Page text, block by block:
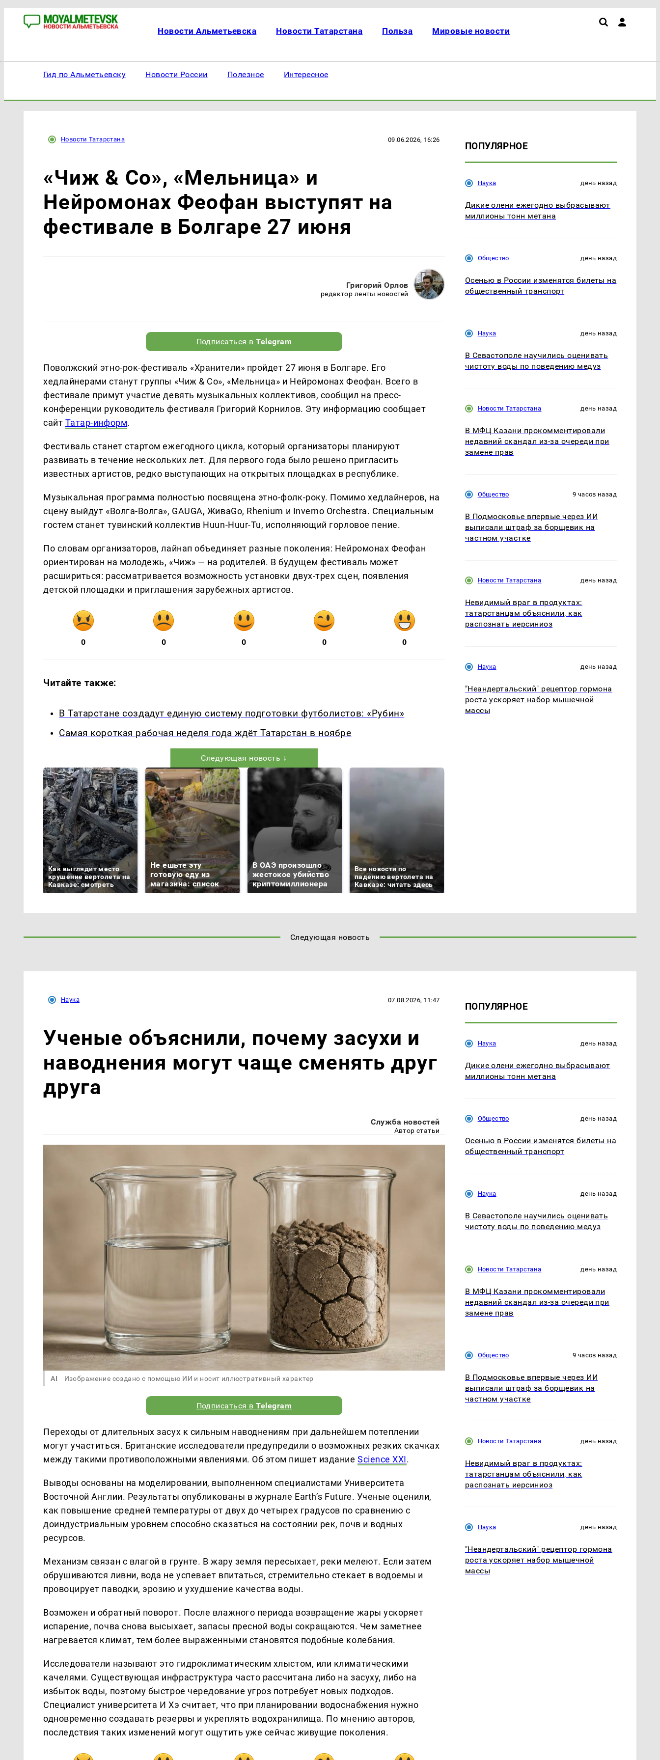
Новости Альметьевска Новости Татарстана Польза Мировые новости
Гид по Альметьевску Новости России Полезное Интересное
Новости Татарстана 09.06.2026, 16:26
«Чиж & Co», «Мельница» и
Нейромонах Феофан выступят на
фестивале в Болгаре 27 июня
Григорий Орлов
редактор ленты новостей
Подписаться вTelegram
Поволжский этно-рок-фестиваль «Хранители» пройдет 27 июня в Болгаре. Его
хедлайнерами станут группы «Чиж & Co», «Мельница» и Нейромонах Феофан. Всего в
фестивале примут участие девять музыкальных коллективов, сообщил на пресс-
конференции руководитель фестиваля Григорий Корнилов. Эту информацию сообщает
сайт Татар-информ.
Фестиваль станет стартом ежегодного цикла, который организаторы планируют
развивать в течение нескольких лет. Для первого года было решено пригласить
известных артистов, редко выступающих на открытых площадках в республике.
Музыкальная программа полностью посвящена этно-фолк-року. Помимо хедлайнеров, на
сцену выйдут «Волга-Волга», GAUGA, ЖиваGо, Rhenium и Inverno Orchestra. Специальным
гостем станет тувинский коллектив Huun-Huur-Tu, исполняющий горловое пение.
По словам организаторов, лайнап объединяет разные поколения: Нейромонах Феофан
ориентирован на молодежь, «Чиж» — на родителей. В будущем фестиваль может
расшириться: рассматривается возможность установки двух-трех сцен, появления
детской площадки и приглашения зарубежных артистов.
0 0 0 0 0
Читайте также:
В Татарстане создадут единую систему подготовки футболистов: «Рубин»
Самая короткая рабочая неделя года ждёт Татарстан в ноябре
Следующая новость ↓
Как выглядит место
крушение вертолета на
Кавказе: смотреть
Не ешьте эту
готовую еду из
магазина: список
В ОАЭ произошло
жестокое убийство
криптомиллионера
Все новости по
падению вертолета на
Кавказе: читать здесь
ПОПУЛЯРНОЕ
Наука день назад
Дикие олени ежегодно выбрасывают
миллионы тонн метана
Общество день назад
Осенью в России изменятся билеты на
общественный транспорт
Наука день назад
В Севастополе научились оценивать
чистоту воды по поведению медуз
Новости Татарстана день назад
В МФЦ Казани прокомментировали
недавний скандал из-за очереди при
замене прав
Общество 9 часов назад
В Подмосковье впервые через ИИ
выписали штраф за борщевик на
частном участке
Новости Татарстана день назад
Невидимый враг в продуктах:
татарстанцам объяснили, как
распознать иерсиниоз
Наука день назад
"Неандертальский" рецептор гормона
роста ускоряет набор мышечной
массы
Следующая новость
Наука 07.08.2026, 11:47
Ученые объяснили, почему засухи и
наводнения могут чаще сменять друг
друга
Служба новостей
Автор статьи
AI Изображение создано с помощью ИИ и носит иллюстративный характер
Подписаться вTelegram
Переходы от длительных засух к сильным наводнениям при дальнейшем потеплении
могут участиться. Британские исследователи предупредили о возможных резких скачках
между такими противоположными явлениями. Об этом пишет изданиеScience XXI.
Выводы основаны на моделировании, выполненном специалистами Университета
Восточной Англии. Результаты опубликованы в журнале Earth’s Future. Ученые оценили,
как повышение средней температуры от двух до четырех градусов по сравнению с
доиндустриальным уровнем способно сказаться на состоянии рек, почв и водных
ресурсов.
Механизм связан с влагой в грунте. В жару земля пересыхает, реки мелеют. Если затем
обрушиваются ливни, вода не успевает впитаться, стремительно стекает в водоемы и
провоцирует паводки, эрозию и ухудшение качества воды.
Возможен и обратный поворот. После влажного периода возвращение жары ускоряет
испарение, почва снова высыхает, запасы пресной воды сокращаются. Чем заметнее
нагревается климат, тем более выраженными становятся подобные колебания.
Исследователи называют это гидроклиматическим хлыстом, или климатическими
качелями. Существующая инфраструктура часто рассчитана либо на засуху, либо на
избыток воды, поэтому быстрое чередование угроз потребует новых подходов.
Специалист университета И Хэ считает, что при планировании водоснабжения нужно
одновременно создавать резервы и укреплять водохранилища. По мнению авторов,
последствия таких изменений могут ощутить уже сейчас живущие поколения.
ПОПУЛЯРНОЕ
Наука день назад
Дикие олени ежегодно выбрасывают
миллионы тонн метана
Общество день назад
Осенью в России изменятся билеты на
общественный транспорт
Наука день назад
В Севастополе научились оценивать
чистоту воды по поведению медуз
Новости Татарстана день назад
В МФЦ Казани прокомментировали
недавний скандал из-за очереди при
замене прав
Общество 9 часов назад
В Подмосковье впервые через ИИ
выписали штраф за борщевик на
частном участке
Новости Татарстана день назад
Невидимый враг в продуктах:
татарстанцам объяснили, как
распознать иерсиниоз
Наука день назад
"Неандертальский" рецептор гормона
роста ускоряет набор мышечной
массы